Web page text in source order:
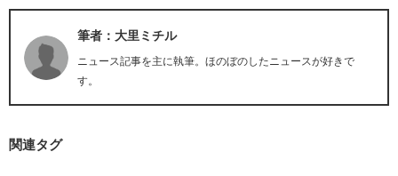
筆者：大里ミチル
ニュース記事を主に執筆。ほのぼのしたニュースが好きで
す。
関連タグ